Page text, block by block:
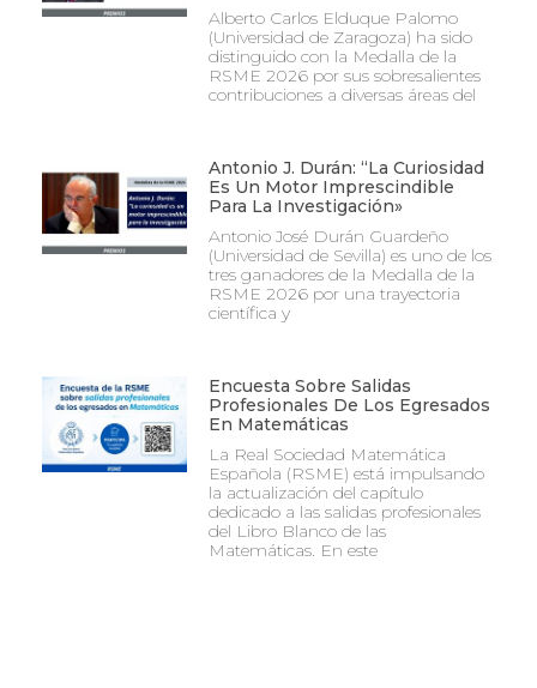
Alberto Carlos Elduque Palomo
(Universidad de Zaragoza) ha sido
distinguido con la Medalla de la
RSME 2026 por sus sobresalientes
contribuciones a diversas áreas del
Antonio J. Durán: “La Curiosidad
Es Un Motor Imprescindible
Para La Investigación»
Antonio José Durán Guardeño
(Universidad de Sevilla) es uno de los
tres ganadores de la Medalla de la
RSME 2026 por una trayectoria
científica y
Encuesta Sobre Salidas
Profesionales De Los Egresados
En Matemáticas
La Real Sociedad Matemática
Española (RSME) está impulsando
la actualización del capítulo
dedicado a las salidas profesionales
del Libro Blanco de las
Matemáticas. En este